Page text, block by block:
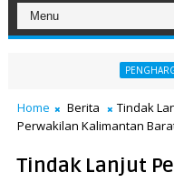
PENGHARGAAN
Home Berita
Tindak
Perwakilan Kalimantan
Tindak Lanjut